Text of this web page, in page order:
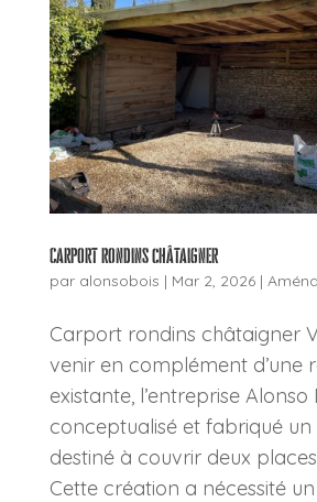
Carport rondins châtaigner
par alonsobois | Mar 2, 2026|
Carport rondins châtaigner
venir en complément d’une
existante, l’entreprise Alonso
conceptualisé et fabriqué
destiné à couvrir deux
Cette création a nécessité